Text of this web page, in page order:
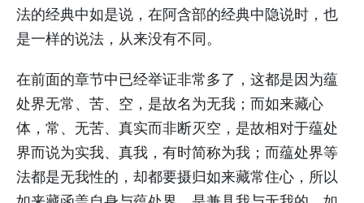
法的经典中如是说，在阿含部的经典中隐说时，也
是一样的说法，从来没有不同。
在前面的章节中已经举证非常多了，这都是因为蕴
处界无常、苦、空，是故名为无我；而如来藏心
体，常、无苦、真实而非断灭空，是故相对于蕴处
界而说为实我、真我，有时简称为我；而蕴处界等
法都是无我性的，却都要摄归如来藏常住心，所以